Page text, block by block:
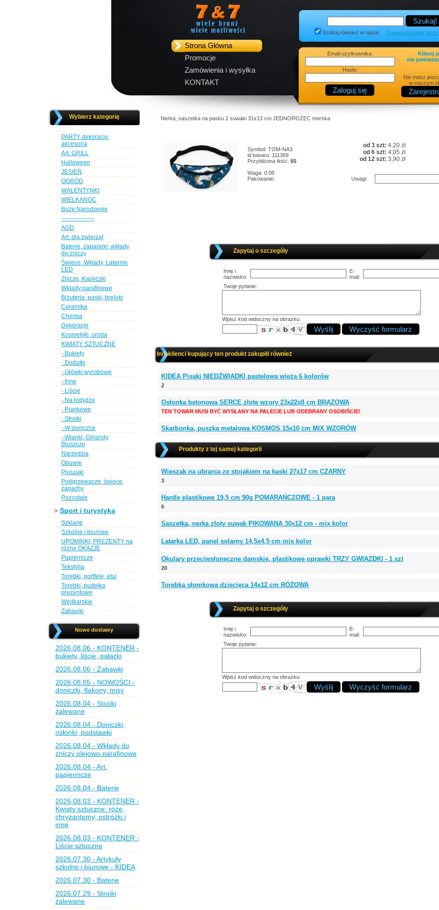
Strona Główna
Promocje
Zamówienia i wysyłka
KONTAKT
Szukaj również w opisie Zaawansowane
Email użytkownika:
Hasło:
Kliknij
nie
Nie masz
w naszym
Wybierz kategorię
PARTY dekoracje,
akcesoria
Art. GRILL
Halloween
JESIEŃ
OGRÓD
WALENTYNKI
WIELKANOC
Boże Narodzenie
-----------------
AGD
Art. dla zwierząt
Baterie, zapalarki, wkłady
do zniczy
Świece, Wkłady, Latarnie
LED
Znicze, Kapliczki
Wkłady parafinowe
Biżuteria, paski, breloki
Ceramika
Chemia
Dekoracje
Kosmetyki, uroda
KWIATY SZTUCZNE
- Bukiety
- Dodatki
- Główki wyrobowe
- Inne
- Liście
- Na łodydze
- Piankowe
- Stroiki
- W doniczce
- Wianki, Girlandy,
Bluszcze
Narzędzia
Obuwie
Pluszaki
Podgrzewacze, świece,
zapachy
Pozostałe
> Sport i turystyka
Szklane
Szkolne i biurowe
UPOMINKI, PREZENTY na
różne OKAZJE
Papiernicze
Tekstylia
Torebki, portfele, etui
Torebki, pudełka
prezentowe
Wędkarskie
Zabawki
Nowe dostawy
2026.08.06 - KONTENER -
bukiety, liście, gałązki
2026.08.06 - Zabawki
2026.08.05 - NOWOŚCI -
doniczki, flakony, misy
2026.08.04 - Stroiki
zalewane
2026.08.04 - Doniczki,
osłonki, podstawki
2026.08.04 - Wkłady do
zniczy olejowo-parafinowe
2026.08.04 - Art.
papiernicze
2026.08.04 - Baterie
2026.08.03 - KONTENER -
Kwiaty sztuczne: róże,
chryzantemy, ostróżki i
inne
2026.08.03 - KONTENER -
Liście sztuczne
2026.07.30 - Artykuły
szkolne i biurowe - KIDEA
2026.07.30 - Baterie
2026.07.29 - Stroiki
zalewane
Nerka, saszetka na pasku 2 suwaki 31x13 cm JEDNOROŻEC morska
Symbol: TOM-NA3
id towaru: 111369
Przybliżona ilość: 65
Waga: 0.08
Pakowanie:
od 3 szt: 4,20 zł
od 6 szt: 4,05 zł
od 12 szt: 3,90 zł
Uwagi:
Zapytaj o szczegóły
Imię i
nazwisko:
E-
mail:
Twoje pytanie:
Wpisz kod widoczny na obrazku:
Inni klienci kupujący ten produkt zakupili również
KIDEA Pisaki NIEDŹWIADKI pastelowa wieża 6 kolorów
2
Osłonka betonowa SERCE złote wzory 23x22x8 cm BRĄZOWA
TEN TOWAR MUSI BYĆ WYSŁANY NA PALECIE LUB ODEBRANY OSOBIŚCIE!
Skarbonka, puszka metalowa KOSMOS 15x10 cm MIX WZORÓW
Produkty z tej samej kategorii
Wieszak na ubrania ze stojakiem na kaski 27x17 cm CZARNY
3
Hantle plastikowe 19,5 cm 90g POMARAŃCZOWE - 1 para
6
Saszetka, nerka złoty suwak PIKOWANA 30x12 cm - mix kolor
Latarka LED, panel solarny 14,5x4,5 cm mix kolor
Okulary przeciwsłoneczne damskie, plastikowe oprawki TRZY GWIAZDKI - 1 szt
20
Torebka słomkowa dziecięca 14x12 cm RÓŻOWA
Zapytaj o szczegóły
Imię i
nazwisko:
E-
mail:
Twoje pytanie:
Wpisz kod widoczny na obrazku: